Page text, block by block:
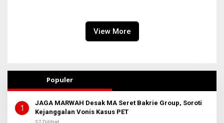
View More
Populer
1
JAGA MARWAH Desak MA Seret Bakrie Group, Soroti
Kejanggalan Vonis Kasus PET